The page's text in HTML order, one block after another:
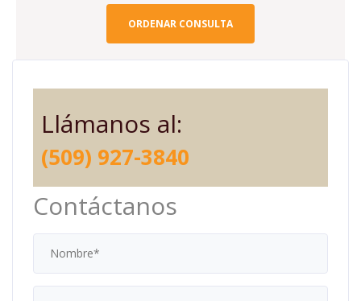
ORDENAR CONSULTA
Llámanos al:
(509) 927-3840
Contáctanos